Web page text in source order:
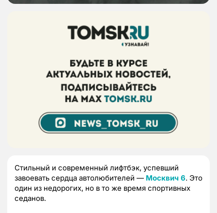
Стильный и современный лифтбэк, успевший
завоевать сердца автолюбителей — Москвич 6. Это
один из недорогих, но в то же время спортивных
седанов.